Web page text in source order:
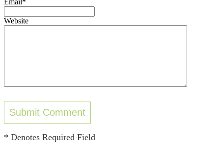
Website
* Denotes Required Field